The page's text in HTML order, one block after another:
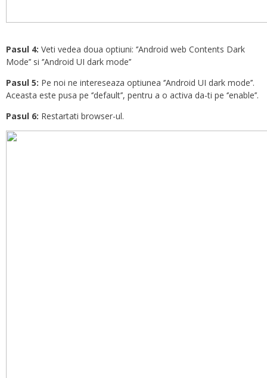
Pasul 4: Veti vedea doua optiuni: ‘’Android web Contents Dark
Mode’’ si ‘’Android UI dark mode’’
Pasul 5: Pe noi ne intereseaza optiunea ‘’Android UI dark mode’’.
Aceasta este pusa pe ‘’default’’, pentru a o activa da-ti pe ‘’enable’’.
Pasul 6: Restartati browser-ul.